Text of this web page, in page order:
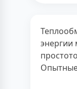
энергии